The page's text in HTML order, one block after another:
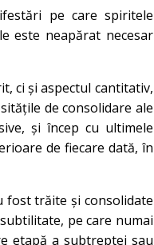
pe care spiritele
este neapărat necesar
ci și aspectul cantitativ,
de consolidare ale
și încep cu ultimele
de fiecare dată, în
fost trăite și consolidate
pe care numai
etapă a subtreptei sau